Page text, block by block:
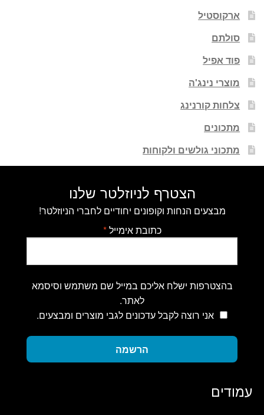
ארקוסטיל
סולתם
פוד אפיל
מוצרי נינג'ה
צלחות קורנינג
מתכונים
מתכוני גולשים ולקוחות
הצטרף לניוזלטר שלנו
מבצעים הנחות וקופונים יחודיים לחברי הניוזלטר!
כתובת אימייל*
בהצטרפות ישלח אליכם במייל שם משתמש וסיסמא
לאתר.
אני רוצה לקבל עדכונים לגבי מוצרים ומבצעים.
הרשמה
עמודים